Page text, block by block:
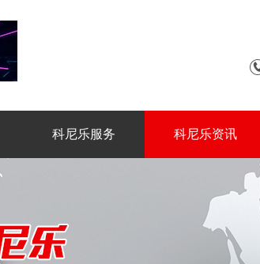
科尼乐服务 科尼乐资讯